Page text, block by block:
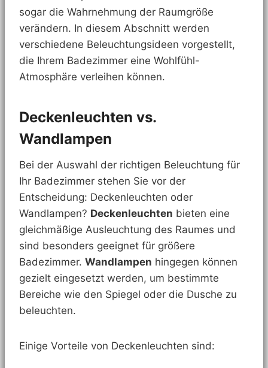
sogar die Wahrnehmung der Raumgröße
verändern. In diesem Abschnitt werden
verschiedene Beleuchtungsideen vorgestellt,
die Ihrem Badezimmer eine Wohlfühl-
Atmosphäre verleihen können.
Deckenleuchten vs.
Wandlampen
Bei der Auswahl der richtigen Beleuchtung für
Ihr Badezimmer stehen Sie vor der
Entscheidung: Deckenleuchten oder
Wandlampen? Deckenleuchten bieten eine
gleichmäßige Ausleuchtung des Raumes und
sind besonders geeignet für größere
Badezimmer. Wandlampen hingegen können
gezielt eingesetzt werden, um bestimmte
Bereiche wie den Spiegel oder die Dusche zu
beleuchten.
Einige Vorteile von Deckenleuchten sind: